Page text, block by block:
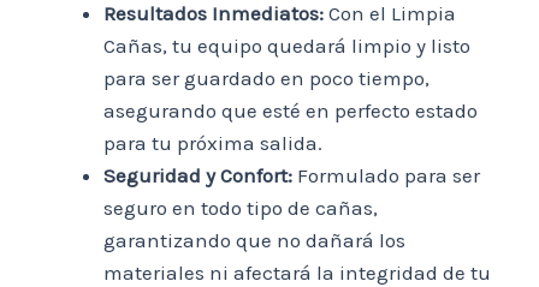
Resultados Inmediatos: Con el Limpia
Cañas, tu equipo quedará limpio y listo
para ser guardado en poco tiempo,
asegurando que esté en perfecto estado
para tu próxima salida.
Seguridad y Confort: Formulado para ser
seguro en todo tipo de cañas,
garantizando que no dañará los
materiales ni afectará la integridad de tu